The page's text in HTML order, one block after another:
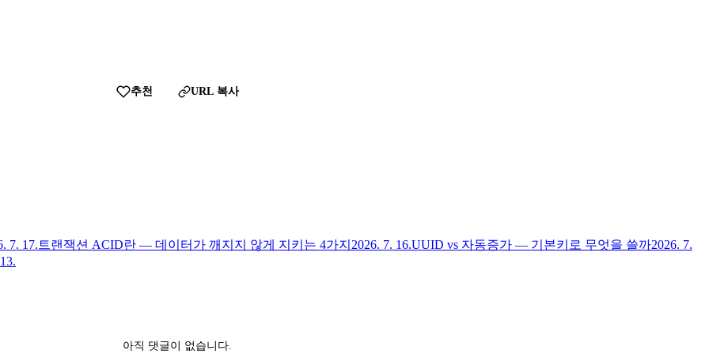
추천 URL 복사
7. 17. 트랜잭션 ACID란 — 데이터가 깨지지 않게 지키는 4가지 2026. 7. 16.UUID vs 자동증가 — 기본키로 무엇을 쓸까2026. 7.
아직 댓글이 없습니다.